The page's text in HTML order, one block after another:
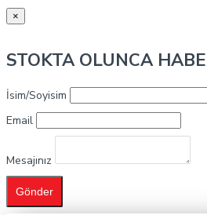
×
STOKTA OLUNCA
İsim/Soyisim
Email
Mesajınız
Gönder